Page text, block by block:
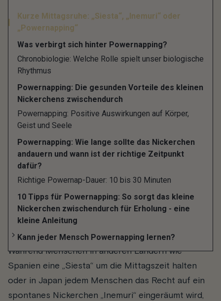
Kurze Mittagsruhe: „Siesta“, „Inemuri“ oder
„Powernapping“
Was verbirgt sich hinter Powernapping?
Chronobiologie: Welche Rolle spielt unser biologische
Rhythmus
Powernapping: Die gesunden Vorteile des kleinen
Nickerchens zwischendurch
Powernapping: Positive Auswirkungen auf Körper,
Geist und Seele
Powernapping: Wie lange sollte das Nickerchen
andauern und wann ist der richtige Zeitpunkt
dafür?
Richtige Powernap-Dauer: 10 bis 30 Minuten
10 Tipps für Powernapping: So sorgt das kleine
Nickerchen zwischendurch für Erholung - eine
kleine Anleitung
Kann jeder Mensch Powernapping lernen?
Leistungsfähigkeit nach, weil sich eine bleierne
Müdigkeit breitmacht? Wenn der frühe Nachmittag
beim Arbeiten zur Qual wird, weil jegliche Energie
aus dem Körper entwichen ist, könnte ein kurzer
Rettung sein.
Studien belegen, dass ein kurzes Schläfchen in der
Mittagspause zu mehr Energie verhilft sowie die
Konzentrations- und Leistungsfähigkeit steigert.
Kurze Mittagsruhe: „Siesta“,
„Inemuri“ oder
„Powernapping“
Während Menschen in anderen Ländern wie
Spanien eine „Siesta“ um die Mittagszeit halten
oder in Japan jedem Menschen das Recht auf ein
spontanes Nickerchen „Inemuri“ eingeräumt wird,